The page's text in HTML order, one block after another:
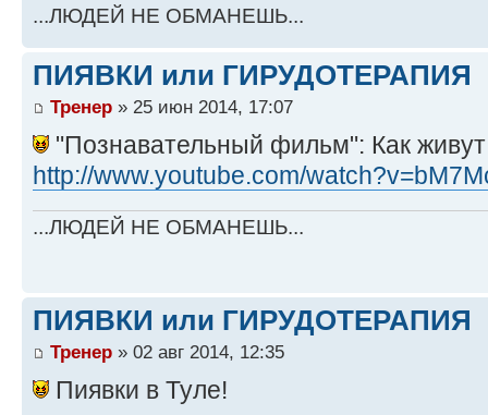
...ЛЮДЕЙ НЕ ОБМАНЕШЬ...
ПИЯВКИ или ГИРУДОТЕРАПИЯ
Тренер » 25 июн 2014, 17:07
"Познавательный фильм": Как живут
http://www.youtube.com/
...ЛЮДЕЙ НЕ ОБМАНЕШЬ...
ПИЯВКИ или ГИРУДОТЕРАПИЯ
Тренер » 02 авг 2014, 12:35
Пиявки в Туле!